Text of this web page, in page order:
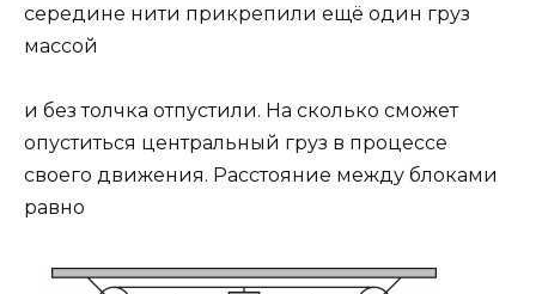
середине нити прикрепили ещё один груз
массой
и без толчка отпустили. На сколько сможет
опуститься центральный груз в процессе
своего движения. Расстояние между блоками
равно